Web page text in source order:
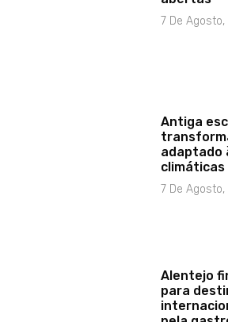
7 De
Antiga
adaptado
climáticas
7 De
Alentejo
para